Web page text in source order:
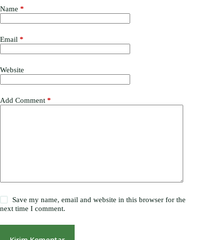
Name *
Email *
Website
Add Comment *
Save my name, email and website in this browser for the
next time I comment.